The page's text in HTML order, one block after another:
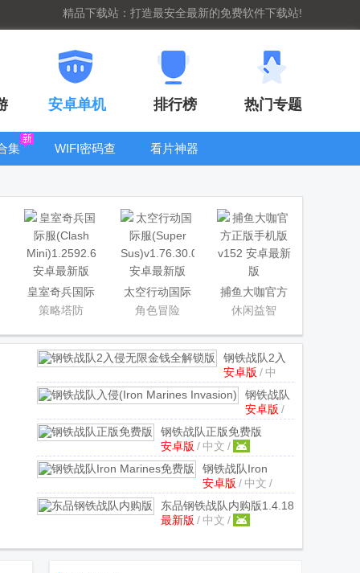
精品下载站：打造最安全最新的免费软件下载站!
安卓单机 排行榜 热门专题
集
WIFI密码查
看片神器
皇室奇兵国际
服(Clash Mini)
策略塔防
太空行动国际
服(Super Sus)
角色冒险
捕鱼大咖官方
正版手机版
休闲益智
钢铁战队2入
侵无限金钱全
解锁版
v0.15.9安卓
最新版
安卓版 / 中
文/
钢铁战队
入侵(Iron
Marines
Invasion)
安卓版
安卓版 /
中文 /
钢铁战队正版免费版
v1.4.18安卓新版
安卓版 / 中文 /
钢铁战队Iron
Marines免费版
v1.8.3最新安卓版
安卓版 / 中文 /
东品钢铁战队内购版1.4.18
最新修改版
最新版 / 中文 /